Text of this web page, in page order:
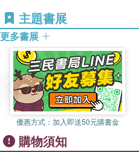
主題書展
更多書展
優惠方式： 加入即送50元購書金
購物須知